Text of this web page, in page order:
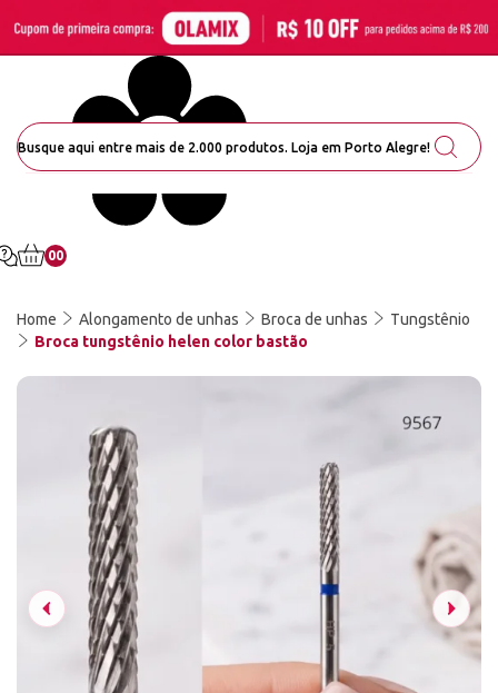
00
Home Alongamento de unhas Broca de unhas
Tungstênio
Broca tungstênio helen color bastão